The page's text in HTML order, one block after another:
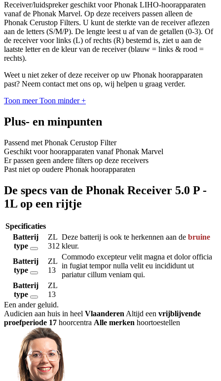
Receiver/luidspreker geschikt voor Phonak LIHO-hoorapparaten
vanaf de Phonak Marvel. Op deze receivers passen alleen de
Phonak Cerustop Filters. U kunt de sterkte van de receiver aflezen
aan de letters (S/M/P). De lengte leest u af van de getallen (0-3). Of
de receiver voor links (L) of rechts (R) bestemd is, ziet u aan de
laatste letter en de kleur van de receiver (blauw = links & rood =
rechts).
Weet u niet zeker of deze receiver op uw Phonak hoorapparaten
past? Neem contact met ons op, wij helpen u graag verder.
Toon meer Toon minder +
Plus- en minpunten
Passend met Phonak Cerustop Filter
Geschikt voor hoorapparaten vanaf Phonak Marvel
Er passen geen andere filters op deze receivers
Past niet op oudere Phonak hoorapparaten
De specs van de Phonak Receiver 5.0 P -
1L op een rijtje
Specificaties
Batterij
type
ZL
312
Deze batterij is ook te herkennen aan de bruine
kleur.
Batterij
type
ZL
13
Commodo excepteur velit magna et dolor officia
in fugiat tempor nulla velit eu incididunt ut
pariatur cillum veniam qui.
Batterij
type
ZL
13
Een ander geluid.
Audicien aan huis in heel Vlaanderen Altijd een vrijblijvende
proefperiode 17 hoorcentra Alle merken hoortoestellen